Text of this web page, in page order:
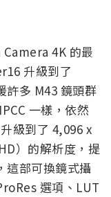
4K 的最
升級到了
許多 M43 鏡頭群
一樣，依然
級到了 4,096 x
）的解析度，提
這部可換鏡式攝
選項、LUT